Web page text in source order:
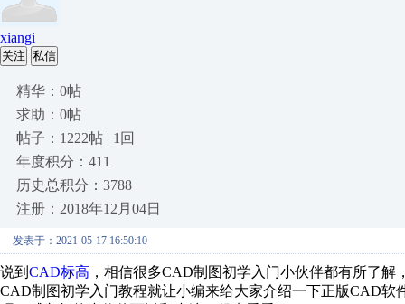
xiangi
关注 私信
精华：0帖
求助：0帖
帖子：1222帖 | 1回
年度积分：411
历史总积分：3788
注册：2018年12月04日
发表于：2021-05-17 16:50:10
说到 CAD标高 ，相信很多CAD制图初学入门小伙伴都有所了
CAD制图初学入门教程就让小编来给大家介绍一下正版CAD